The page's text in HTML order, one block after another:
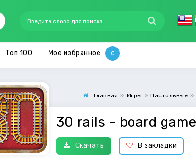
Топ 100 Мое избранное
Главная » Игры » Настольные »
30 rails - board game
Скачать В закладки